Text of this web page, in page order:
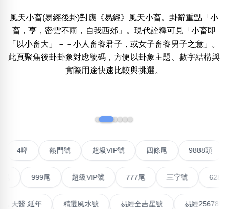
位置:
一 二 三 四 五 六 七 八 九
清除全部分類
搜尋
風天小畜(易經後卦)對應《易經》風天小畜。卦辭重點「小
畜，亨，密雲不雨，自我西郊」。現代詮釋可見「小畜即
「以小畜大」－－小人畜養君子，或女子畜養男子之意」。
此頁聚焦後卦卦象對應號碼，方便以卦象主題、數字結構與
實際用途快速比較與挑選。
熱門號 超級VIP號 四條尾 9888頭
999尾 超級VIP號 777尾 三字號 6288頭
能量生氣 天醫 延年 精選風水號 易經全吉星號 易經